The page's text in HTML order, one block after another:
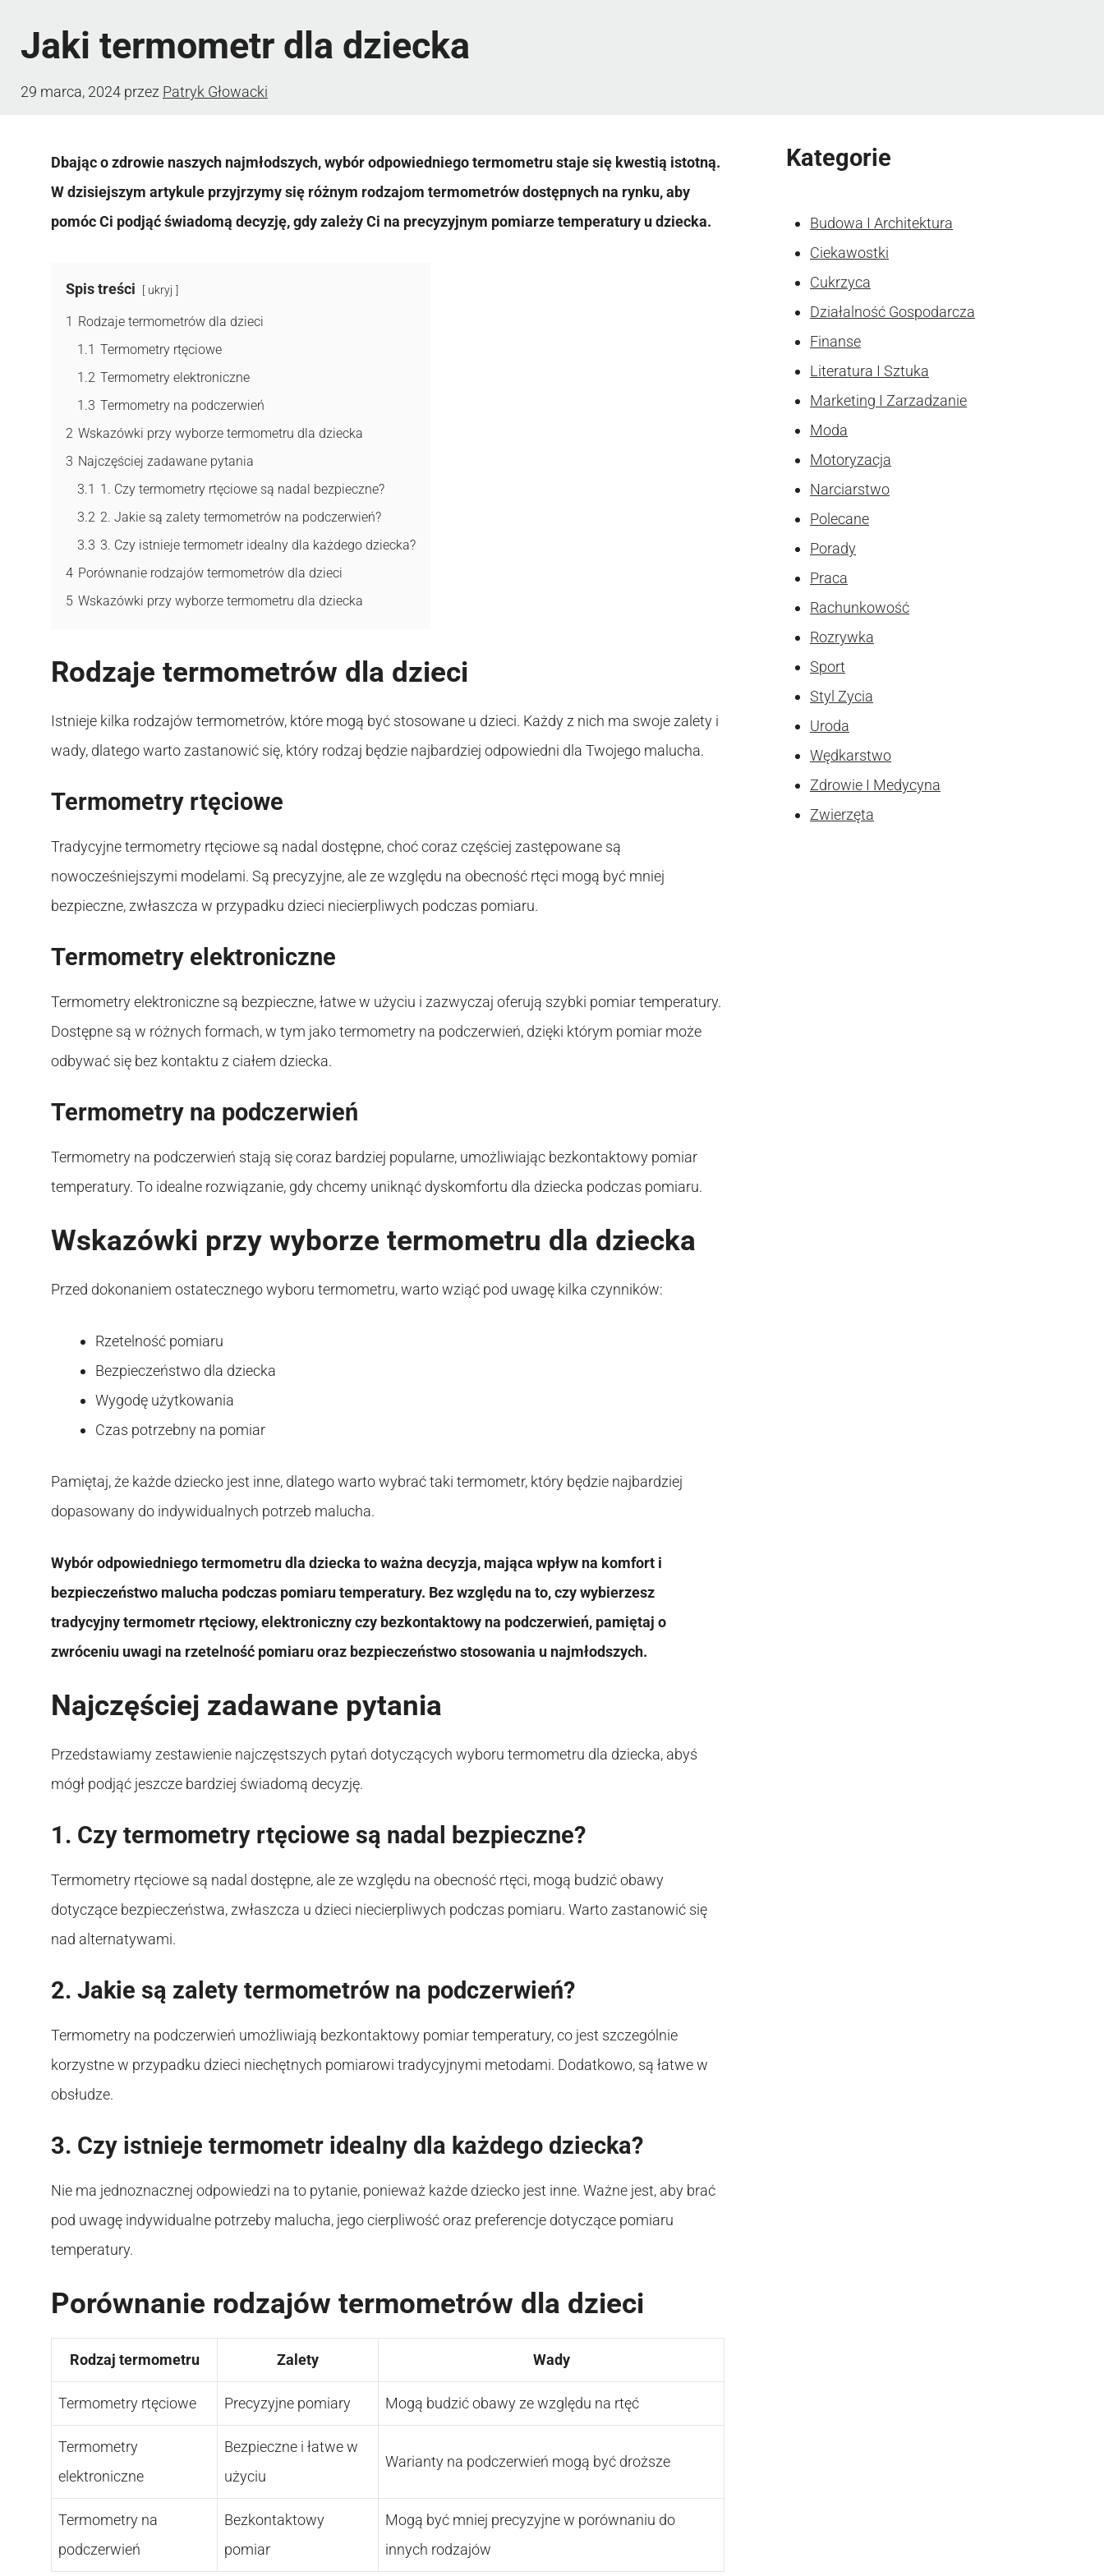
Jaki termometr dla dziecka
29 marca, 2024 przez Patryk Głowacki
Dbając o zdrowie naszych najmłodszych, wybór odpowiedniego termometru staje się kwestią istotną.
W dzisiejszym artykule przyjrzymy się różnym rodzajom termometrów dostępnych na rynku, aby
pomóc Ci podjąć świadomą decyzję, gdy zależy Ci na precyzyjnym pomiarze temperatury u dziecka.
Spis treści ukryj
1 Rodzaje termometrów dla dzieci
1.1 Termometry rtęciowe
1.2 Termometry elektroniczne
1.3 Termometry na podczerwień
2 Wskazówki przy wyborze termometru dla dziecka
3 Najczęściej zadawane pytania
3.1 1. Czy termometry rtęciowe są nadal bezpieczne?
3.2 2. Jakie są zalety termometrów na podczerwień?
3.3 3. Czy istnieje termometr idealny dla każdego dziecka?
4 Porównanie rodzajów termometrów dla dzieci
5 Wskazówki przy wyborze termometru dla dziecka
Rodzaje termometrów dla dzieci
Istnieje kilka rodzajów termometrów, które mogą być stosowane u dzieci. Każdy z nich ma swoje zalety i
wady, dlatego warto zastanowić się, który rodzaj będzie najbardziej odpowiedni dla Twojego malucha.
Termometry rtęciowe
Tradycyjne termometry rtęciowe są nadal dostępne, choć coraz częściej zastępowane są
nowocześniejszymi modelami. Są precyzyjne, ale ze względu na obecność rtęci mogą być mniej
bezpieczne, zwłaszcza w przypadku dzieci niecierpliwych podczas pomiaru.
Termometry elektroniczne
Termometry elektroniczne są bezpieczne, łatwe w użyciu i zazwyczaj oferują szybki pomiar temperatury.
Dostępne są w różnych formach, w tym jako termometry na podczerwień, dzięki którym pomiar może
odbywać się bez kontaktu z ciałem dziecka.
Termometry na podczerwień
Termometry na podczerwień stają się coraz bardziej popularne, umożliwiając bezkontaktowy pomiar
temperatury. To idealne rozwiązanie, gdy chcemy uniknąć dyskomfortu dla dziecka podczas pomiaru.
Wskazówki przy wyborze termometru dla dziecka
Przed dokonaniem ostatecznego wyboru termometru, warto wziąć pod uwagę kilka czynników:
Rzetelność pomiaru
Bezpieczeństwo dla dziecka
Wygodę użytkowania
Czas potrzebny na pomiar
Pamiętaj, że każde dziecko jest inne, dlatego warto wybrać taki termometr, który będzie najbardziej
dopasowany do indywidualnych potrzeb malucha.
Wybór odpowiedniego termometru dla dziecka to ważna decyzja, mająca wpływ na komfort i
bezpieczeństwo malucha podczas pomiaru temperatury. Bez względu na to, czy wybierzesz
tradycyjny termometr rtęciowy, elektroniczny czy bezkontaktowy na podczerwień, pamiętaj o
zwróceniu uwagi na rzetelność pomiaru oraz bezpieczeństwo stosowania u najmłodszych.
Najczęściej zadawane pytania
Przedstawiamy zestawienie najczęstszych pytań dotyczących wyboru termometru dla dziecka, abyś
mógł podjąć jeszcze bardziej świadomą decyzję.
1. Czy termometry rtęciowe są nadal bezpieczne?
Termometry rtęciowe są nadal dostępne, ale ze względu na obecność rtęci, mogą budzić obawy
dotyczące bezpieczeństwa, zwłaszcza u dzieci niecierpliwych podczas pomiaru. Warto zastanowić się
nad alternatywami.
2. Jakie są zalety termometrów na podczerwień?
Termometry na podczerwień umożliwiają bezkontaktowy pomiar temperatury, co jest szczególnie
korzystne w przypadku dzieci niechętnych pomiarowi tradycyjnymi metodami. Dodatkowo, są łatwe w
obsłudze.
3. Czy istnieje termometr idealny dla każdego dziecka?
Nie ma jednoznacznej odpowiedzi na to pytanie, ponieważ każde dziecko jest inne. Ważne jest, aby brać
pod uwagę indywidualne potrzeby malucha, jego cierpliwość oraz preferencje dotyczące pomiaru
temperatury.
Porównanie rodzajów termometrów dla dzieci
Rodzaj termometru Zalety Wady
Termometry rtęciowe Precyzyjne pomiary Mogą budzić obawy ze względu na rtęć
Termometry
elektroniczne
Bezpieczne i łatwe w
użyciu
Warianty na podczerwień mogą być droższe
Termometry na
podczerwień
Bezkontaktowy
pomiar
Mogą być mniej precyzyjne w porównaniu do
innych rodzajów
Kategorie
Budowa I Architektura
Ciekawostki
Cukrzyca
Działalność Gospodarcza
Finanse
Literatura I Sztuka
Marketing I Zarzadzanie
Moda
Motoryzacja
Narciarstwo
Polecane
Porady
Praca
Rachunkowość
Rozrywka
Sport
Styl Zycia
Uroda
Wędkarstwo
Zdrowie I Medycyna
Zwierzęta